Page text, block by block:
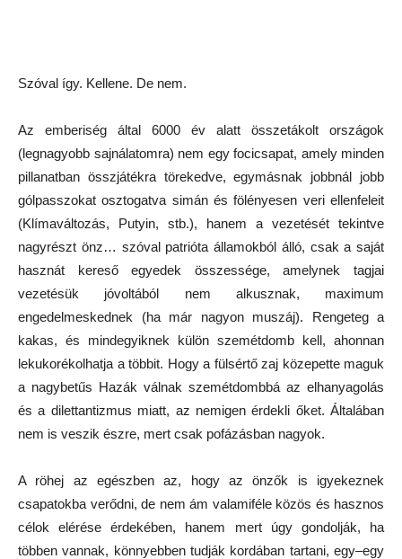
Szóval így. Kellene. De nem.
Az emberiség által 6000 év alatt összetákolt országok
(legnagyobb sajnálatomra) nem egy focicsapat, amely minden
pillanatban összjátékra törekedve, egymásnak jobbnál jobb
gólpasszokat osztogatva simán és fölényesen veri ellenfeleit
(Klímaváltozás, Putyin, stb.), hanem a vezetését tekintve
nagyrészt önz… szóval patrióta államokból álló, csak a saját
hasznát kereső egyedek összessége, amelynek tagjai
vezetésük jóvoltából nem alkusznak, maximum
engedelmeskednek (ha már nagyon muszáj). Rengeteg a
kakas, és mindegyiknek külön szemétdomb kell, ahonnan
lekukorékolhatja a többit. Hogy a fülsértő zaj közepette maguk
a nagybetűs Hazák válnak szemétdombbá az elhanyagolás
és a dilettantizmus miatt, az nemigen érdekli őket. Általában
nem is veszik észre, mert csak pofázásban nagyok.
A röhej az egészben az, hogy az önzők is igyekeznek
csapatokba verődni, de nem ám valamiféle közös és hasznos
célok elérése érdekében, hanem mert úgy gondolják, ha
többen vannak, könnyebben tudják kordában tartani, egy–egy